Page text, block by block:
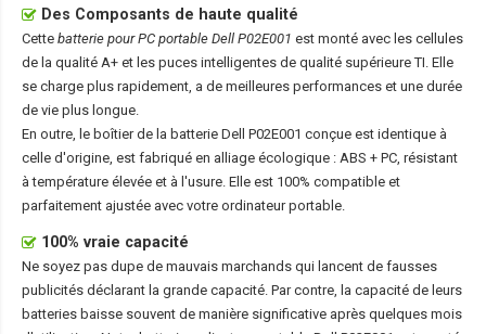
Des Composants de haute qualité
Cette batterie pour PC portable Dell P02E001 est monté avec les cellules
de la qualité A+ et les puces intelligentes de qualité supérieure TI. Elle
se charge plus rapidement, a de meilleures performances et une durée
de vie plus longue.
En outre, le boîtier de la batterie Dell P02E001 conçue est identique à
celle d'origine, est fabriqué en alliage écologique : ABS + PC, résistant
à température élevée et à l'usure. Elle est 100% compatible et
parfaitement ajustée avec votre ordinateur portable.
100% vraie capacité
Ne soyez pas dupe de mauvais marchands qui lancent de fausses
publicités déclarant la grande capacité. Par contre, la capacité de leurs
batteries baisse souvent de manière significative après quelques mois